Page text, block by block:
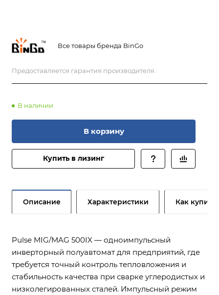
Все товары бренда BinGo
Предоставляется гарантия производителя.
В наличии
В корзину
Купить в лизинг
Описание Характеристики Как купить
Pulse MIG/MAG 500IX — одноимпульсный
инверторный полуавтомат для предприятий, где
требуется точный контроль тепловложения и
стабильность качества при сварке углеродистых и
низколегированных сталей. Импульсный режим